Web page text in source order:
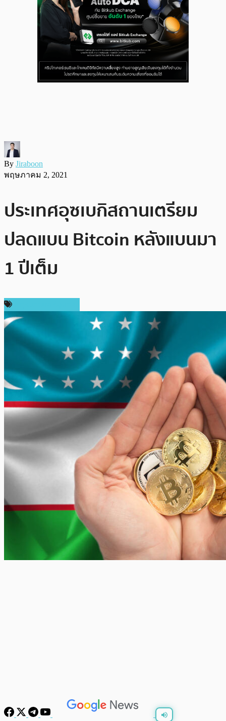
By Jiraboon
พฤษภาคม 2, 2021
ประเทศอุซเบกิสถานเตรียม
ปลดแบน Bitcoin หลังแบนมา
1 ปีเต็ม